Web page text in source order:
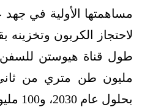
مساهمتها الأولية في جهد
مليون طن متري من
بحلول عام 2030، و100 مليون طن بحلول عام 2040.